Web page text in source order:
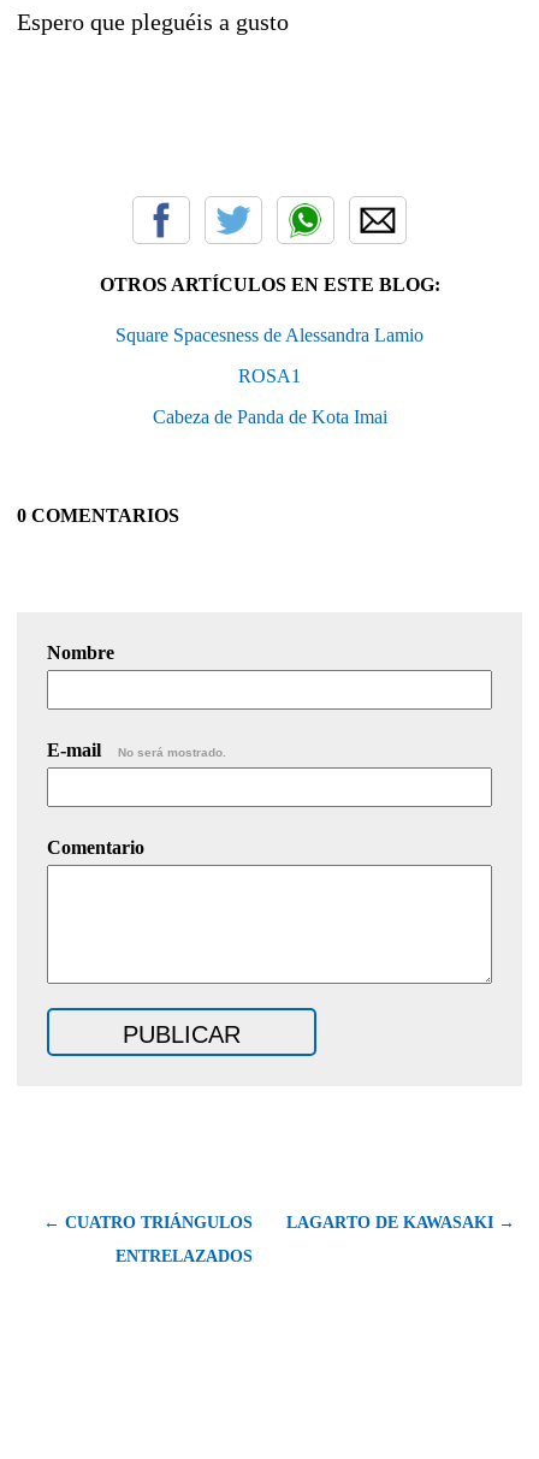
Espero que pleguéis a gusto
OTROS ARTÍCULOS EN ESTE BLOG:
Square Spacesness de Alessandra Lamio
ROSA1
Cabeza de Panda de Kota Imai
0 COMENTARIOS
Nombre
E-mail No será mostrado.
Comentario
← CUATRO TRIÁNGULOS
ENTRELAZADOS
LAGARTO DE KAWASAKI →